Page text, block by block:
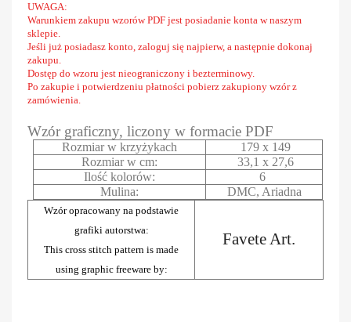
UWAGA:
Warunkiem zakupu wzorów PDF jest posiadanie konta w naszym
sklepie.
Jeśli już posiadasz konto, zaloguj się najpierw, a następnie dokonaj
zakupu.
Dostęp do wzoru jest nieograniczony i bezterminowy.
Po zakupie i potwierdzeniu płatności pobierz zakupiony wzór z
zamówienia.
Wzór graficzny, liczony w formacie PDF
Rozmiar w krzyżykach
179 x 149
Rozmiar w cm:
33,1 x 27,6
Ilość kolorów:
6
Mulina:
DMC, Ariadna
Wzór opracowany na podstawie
grafiki autorstwa:
This cross stitch pattern is made
using graphic freeware by:
Favete Art.